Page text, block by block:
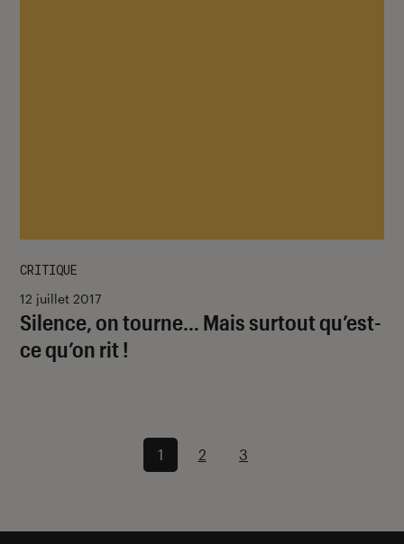
Silence, on tourne… Mais surtout qu’est-
ce qu’on rit !
CRITIQUE
12 juillet 2017
1 2 3